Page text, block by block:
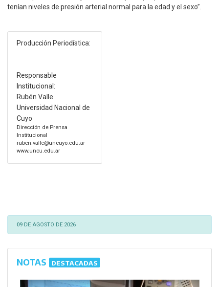
tenían niveles de presión arterial normal para la edad y el sexo”.
Producción Periodística:
Responsable
Institucional:
Rubén Valle
Universidad Nacional de
Cuyo
Dirección de Prensa
Institucional
ruben.valle@uncuyo.edu.ar
www.uncu.edu.ar
09 DE AGOSTO DE 2026
NOTAS DESTACADAS